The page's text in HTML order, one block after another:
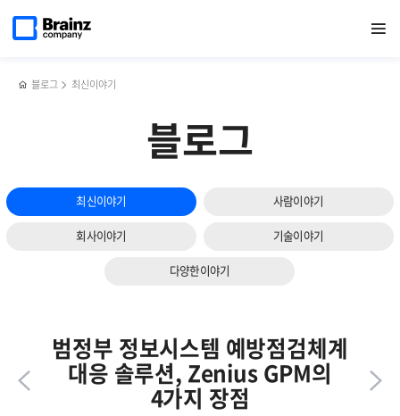
열기
페이지로
블로그 최신이야기
블로그
최신이야기 사람이야기
회사이야기 기술이야기
다양한이야기
NMS에서
범정부 정보시스템 예방점검체계
대응 솔루션, Zenius GPM의
4가지 장점
시스템
BRMS)
다음
슬라이드